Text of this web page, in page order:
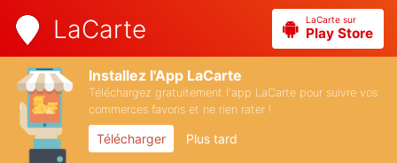
LaCarte LaCarte sur
Play Store
Installez l'App LaCarte
Téléchargez gratuitement l'app LaCarte pour suivre vos
commerces favoris et ne rien rater !
Télécharger Plus tard